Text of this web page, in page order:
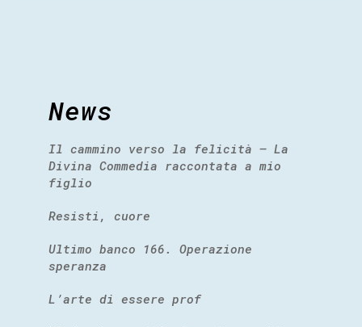
News
Il cammino verso la felicità – La
Divina Commedia raccontata a mio
figlio
Resisti, cuore
Ultimo banco 166. Operazione
speranza
L’arte di essere prof